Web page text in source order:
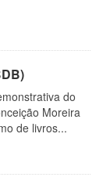
do
Moreira
de livros...